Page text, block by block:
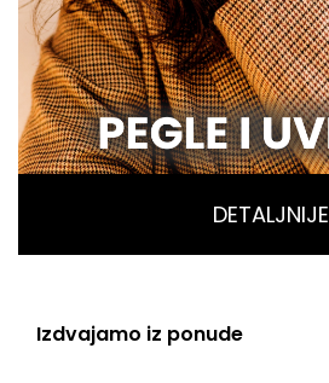
DETALJNIJE
Izdvajamo iz ponude